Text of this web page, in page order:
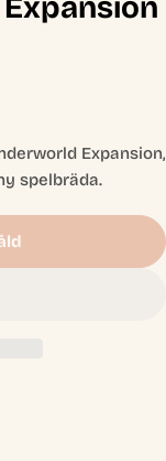
Expansion,
spelbräda.
Underworld